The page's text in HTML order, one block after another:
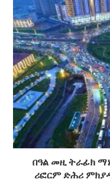
በዓል መዚ ትራፊክ
ሪፎርም ድሕሪ